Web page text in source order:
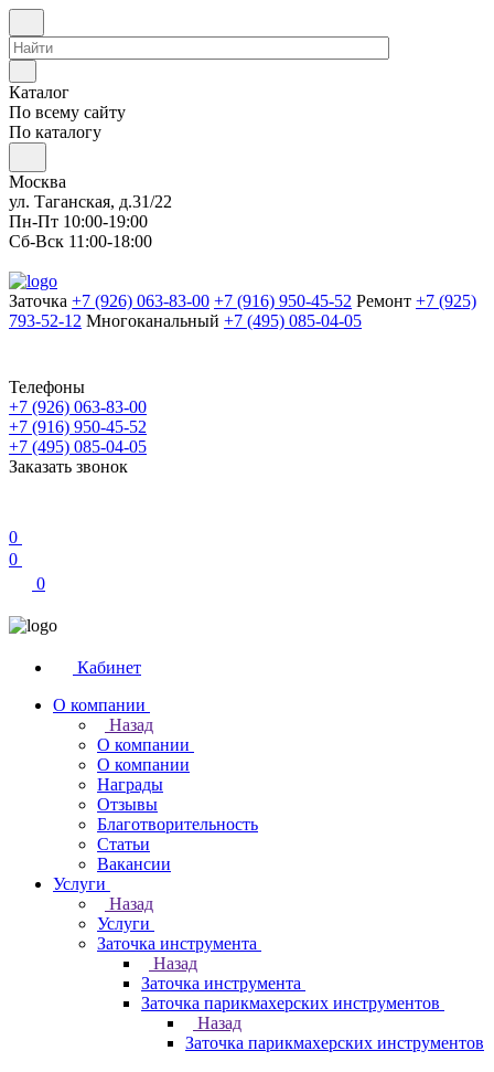
Каталог
По всему сайту
По каталогу
Москва
ул. Таганская, д.31/22
Пн-Пт 10:00-19:00
Сб-Вск 11:00-18:00
Заточка +7 (926) 063-83-00 +7 (916) 950-45-52 Ремонт +7 (925)
793-52-12 Многоканальный +7 (495) 085-04-05
Телефоны
+7 (926) 063-83-00
+7 (916) 950-45-52
+7 (495) 085-04-05
Заказать звонок
0
0
0
Кабинет
О компании
Назад
О компании
О компании
Награды
Отзывы
Благотворительность
Статьи
Вакансии
Услуги
Назад
Услуги
Заточка инструмента
Назад
Заточка инструмента
Заточка парикмахерских инструментов
Назад
Заточка парикмахерских инструментов